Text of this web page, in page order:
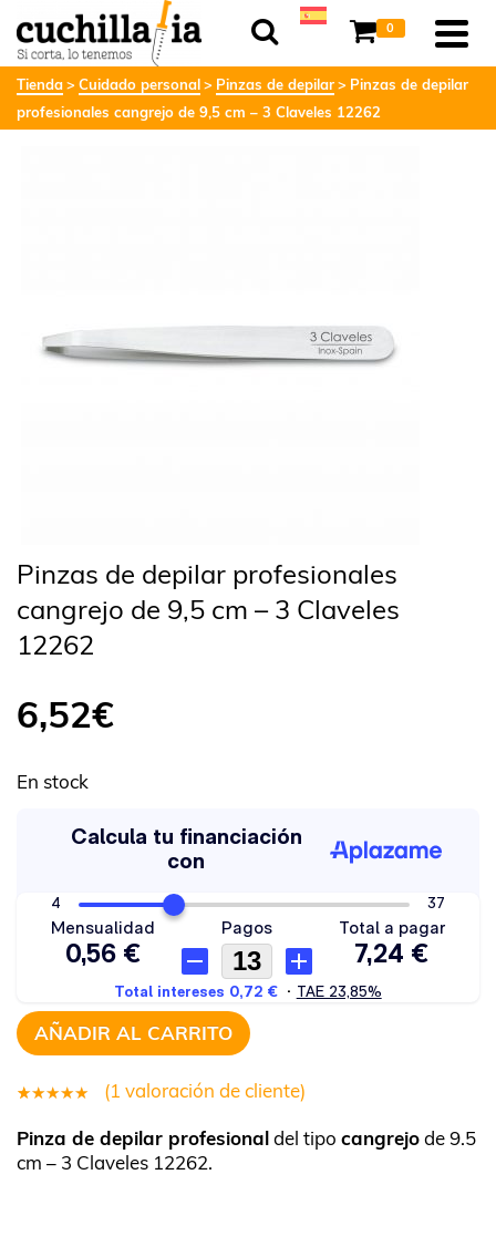
0
Tienda Cuidado personal Pinzas de depilar
Pinzas de depilar
profesionales cangrejo de 9,5 cm – 3 Claveles 12262
Pinzas de depilar profesionales
cangrejo de 9,5 cm – 3 Claveles
12262
6,52€
En stock
AÑADIR AL CARRITO
5.00sobre
5 basado
(1 valoración de cliente)
Pinza de depilar profesionaldel tipo cangrejode 9.5
cm – 3 Claveles 12262.